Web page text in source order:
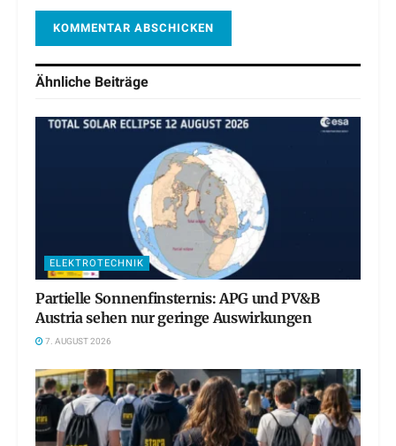
Ähnliche Beiträge
ELEKTROTECHNIK
Partielle Sonnenfinsternis: APG und PV&B
Austria sehen nur geringe Auswirkungen
7. AUGUST 2026